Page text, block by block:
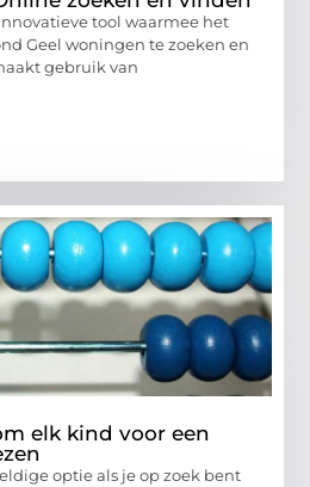
tool waarmee het
Geel woningen te zoeken en
gebruik van
elk kind voor een
optie als je op zoek bent